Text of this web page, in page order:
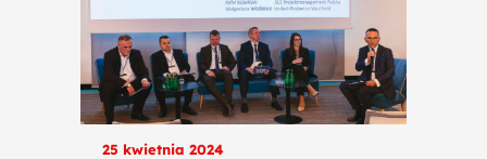
25 kwietnia 2024